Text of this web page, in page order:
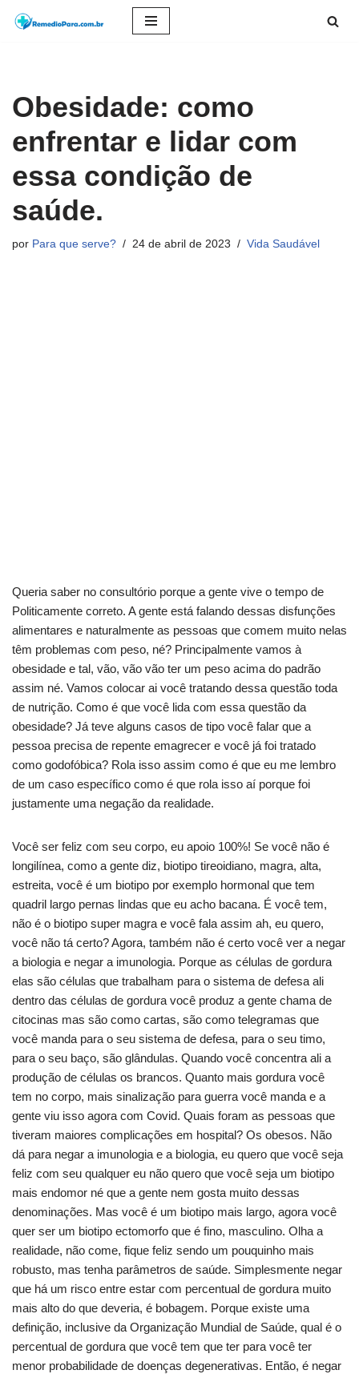
conteúdo
Obesidade: como
enfrentar e lidar com
essa condição de
saúde.
por Para que serve? 24 de abril de 2023 Vida Saudável
Queria saber no consultório porque a gente vive o tempo de
Politicamente correto. A gente está falando dessas disfunções
alimentares e naturalmente as pessoas que comem muito nelas
têm problemas com peso, né? Principalmente vamos à
obesidade e tal, vão, vão vão ter um peso acima do padrão
assim né. Vamos colocar ai você tratando dessa questão toda
de nutrição. Como é que você lida com essa questão da
obesidade? Já teve alguns casos de tipo você falar que a
pessoa precisa de repente emagrecer e você já foi tratado
como godofóbica? Rola isso assim como é que eu me lembro
de um caso específico como é que rola isso aí porque foi
justamente uma negação da realidade.
Você ser feliz com seu corpo, eu apoio 100%! Se você não é
longilínea, como a gente diz, biotipo tireoidiano, magra, alta,
estreita, você é um biotipo por exemplo hormonal que tem
quadril largo pernas lindas que eu acho bacana. É você tem,
não é o biotipo super magra e você fala assim ah, eu quero,
você não tá certo? Agora, também não é certo você ver a negar
a biologia e negar a imunologia. Porque as células de gordura
elas são células que trabalham para o sistema de defesa ali
dentro das células de gordura você produz a gente chama de
citocinas mas são como cartas, são como telegramas que
você manda para o seu sistema de defesa, para o seu timo,
para o seu baço, são glândulas. Quando você concentra ali a
produção de células os brancos. Quanto mais gordura você
tem no corpo, mais sinalização para guerra você manda e a
gente viu isso agora com Covid. Quais foram as pessoas que
tiveram maiores complicações em hospital? Os obesos. Não
dá para negar a imunologia e a biologia, eu quero que você seja
feliz com seu qualquer eu não quero que você seja um biotipo
mais endomor né que a gente nem gosta muito dessas
denominações. Mas você é um biotipo mais largo, agora você
quer ser um biotipo ectomorfo que é fino, masculino. Olha a
realidade, não come, fique feliz sendo um pouquinho mais
robusto, mas tenha parâmetros de saúde. Simplesmente negar
que há um risco entre estar com percentual de gordura muito
mais alto do que deveria, é bobagem. Porque existe uma
definição, inclusive da Organização Mundial de Saúde, qual é o
percentual de gordura que você tem que ter para você ter
menor probabilidade de doenças degenerativas. Então, é negar